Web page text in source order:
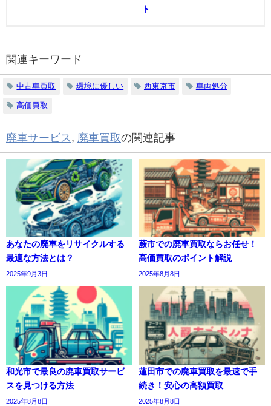
ト
関連キーワード
中古車買取 環境に優しい 西東京市 車両処分
高価買取
廃車サービス , 廃車買取の関連記事
あなたの廃車をリサイクルする
最適な方法とは？
2025年9月3日
蕨市での廃車買取ならお任せ！
高価買取のポイント解説
2025年8月8日
和光市で最良の廃車買取サービ
スを見つける方法
2025年8月8日
蓮田市での廃車買取を最速で手
続き！安心の高額買取
2025年8月8日